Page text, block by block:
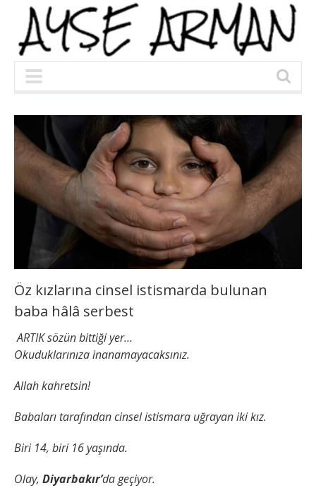
Öz kızlarına cinsel istismarda bulunan
baba hâlâ serbest
ARTIK sözün bittiği yer…
Okuduklarınıza inanamayacaksınız.
Allah kahretsin!
Babaları tarafından cinsel istismara uğrayan iki kız.
Biri 14, biri 16 yaşında.
Olay, Diyarbakır’da geçiyor.